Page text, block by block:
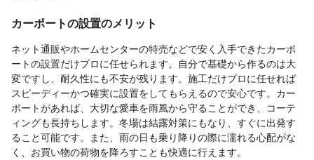
カーポートの設置のメリット
ネット通販やホームセンターの特売などで安く入手できたカーポ
ートの設置だけプロに任せられます。自分で基礎から作るのは大
変ですし、耐久性にも不安が残ります。施工だけプロに任せれば
スピーディーかつ確実に設置をしてもらえるので安心です。カー
ポートがあれば、大切な愛車を雨風から守ることができ、コーテ
ィングも長持ちします。冬場は結露対策にもなり、すぐに出発す
ること可能です。また、雨の日も乗り降りの際に濡れる心配がな
く、お買い物の荷物を降ろすことも快適に行えます。